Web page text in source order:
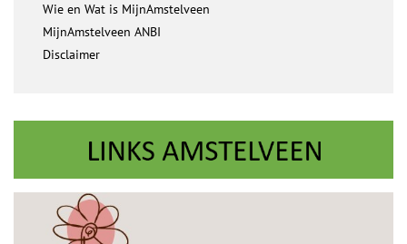
Wie en Wat is MijnAmstelveen
MijnAmstelveen ANBI
Disclaimer